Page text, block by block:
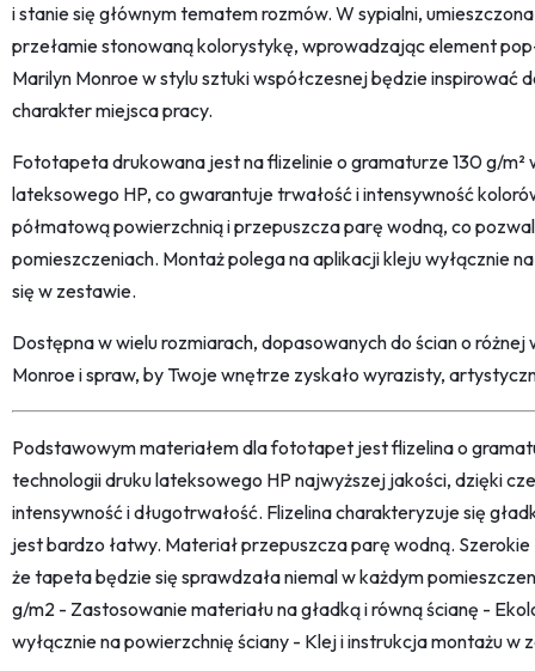
i stanie się głównym tematem rozmów. W sypialni,
przełamie stonowaną kolorystykę, wprowadzając element
Marilyn Monroe w stylu sztuki współczesnej będzie inspirować
charakter miejsca pracy.
Fototapeta drukowana jest na flizelinie o gramaturze 130 g/m²
lateksowego HP, co gwarantuje trwałość i intensywność
półmatową powierzchnią i przepuszcza parę wodną, co
pomieszczeniach. Montaż polega na aplikacji kleju wyłącznie
się w zestawie.
Dostępna w wielu rozmiarach, dopasowanych do ścian o
Monroe i spraw, by Twoje wnętrze zyskało wyrazisty,
Podstawowym materiałem dla fototapet jest flizelina o
technologii druku lateksowego HP najwyższej jakości, dzięki
intensywność i długotrwałość. Flizelina charakteryzuje się
jest bardzo łatwy. Materiał przepuszcza parę wodną.
że tapeta będzie się sprawdzała niemal w każdym
g/m2 - Zastosowanie materiału na gładką i równą ścianę -
wyłącznie na powierzchnię ściany - Klej i instrukcja montażu w